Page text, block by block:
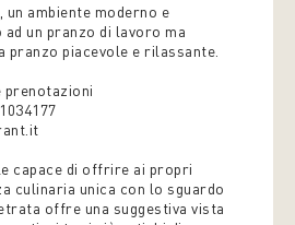
ambiente moderno e
un pranzo di lavoro ma
pranzo piacevole e rilassante.
prenotazioni
capace di offrire ai propri
culinaria unica con lo sguardo
offre una suggestiva vista